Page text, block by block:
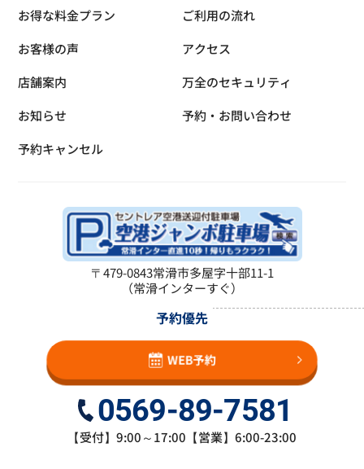
お得な料金プラン
ご利用の流れ
お客様の声
アクセス
店舗案内
万全のセキュリティ
お知らせ
予約・お問い合わせ
予約キャンセル
〒479-0843常滑市多屋字十部11-1
（常滑インターすぐ）
予約優先
WEB予約
0569-89-7581
【受付】9:00～17:00【営業】6:00-23:00